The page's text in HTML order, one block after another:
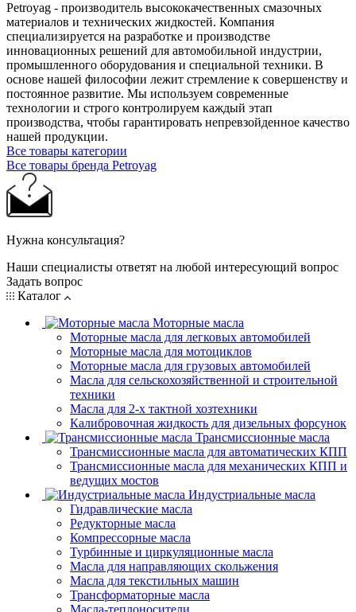
Petroyag - производитель высококачественных смазочных
материалов и технических жидкостей. Компания
специализируется на разработке и производстве
инновационных решений для автомобильной индустрии,
промышленного оборудования и специальной техники. В
основе нашей философии лежит стремление к совершенству и
постоянное развитие. Мы используем современные
технологии и строго контролируем каждый этап
производства, чтобы гарантировать непревзойденное качество
нашей продукции.
Все товары категории
Все товары бренда Petroyag
Нужна консультация?
Наши специалисты ответят на любой интересующий вопрос
Задать вопрос
Каталог
Моторные масла
Моторные масла для легковых автомобилей
Моторные масла для мотоциклов
Моторные масла для грузовых автомобилей
Масла для сельскохозяйственной и строительной
техники
Масла для 2-х тактной хозтехники
Калибровочная жидкость для дизельных форсунок
Трансмиссионные масла
Трансмиссионные масла для автоматических КПП
Трансмиссионные масла для механических КПП и
ведущих мостов
Индустриальные масла
Гидравлические масла
Редукторные масла
Компрессорные масла
Турбинные и циркуляционные масла
Масла для направляющих скольжения
Масла для текстильных машин
Трансформаторные масла